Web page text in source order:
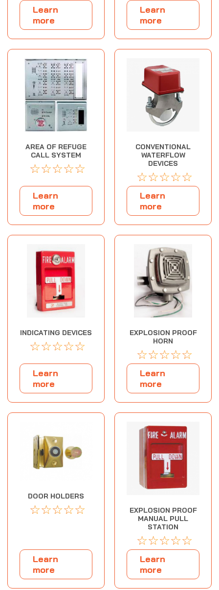
Learn
more
Learn
more
AREA OF REFUGE
CALL SYSTEM
☆☆☆☆☆
Learn
more
CONVENTIONAL
WATERFLOW
DEVICES
☆☆☆☆☆
Learn
more
INDICATING DEVICES
☆☆☆☆☆
Learn
more
EXPLOSION PROOF
HORN
☆☆☆☆☆
Learn
more
DOOR HOLDERS
☆☆☆☆☆
Learn
more
EXPLOSION PROOF
MANUAL PULL
STATION
☆☆☆☆☆
Learn
more